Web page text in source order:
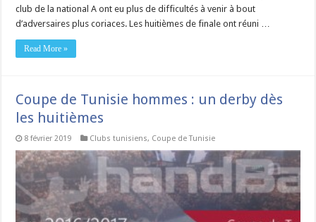
club de la national A ont eu plus de difficultés à venir à bout
d’adversaires plus coriaces. Les huitièmes de finale ont réuni …
Read More »
Coupe de Tunisie hommes : un derby dès
les huitièmes
8 février 2019 Clubs tunisiens, Coupe de Tunisie